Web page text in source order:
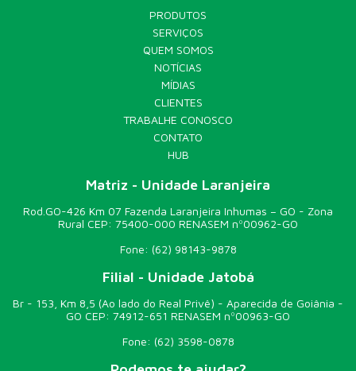
PRODUTOS
SERVIÇOS
QUEM SOMOS
NOTÍCIAS
MÍDIAS
CLIENTES
TRABALHE CONOSCO
CONTATO
HUB
Matriz - Unidade Laranjeira
Rod.GO-426 Km 07 Fazenda Laranjeira Inhumas – GO - Zona
Rural CEP: 75400-000 RENASEM nº00962-GO
Fone: (62) 98143-9878
Filial - Unidade Jatobá
Br - 153, Km 8,5 (Ao lado do Real Privê) - Aparecida de Goiânia -
GO CEP: 74912-651 RENASEM nº00963-GO
Fone: (62) 3598-0878